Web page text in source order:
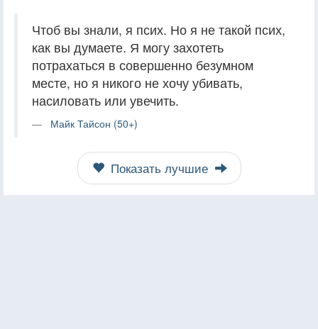
Чтоб вы знали, я псих. Но я не такой псих,
как вы думаете. Я могу захотеть
потрахаться в совершенно безумном
месте, но я никого не хочу убивать,
насиловать или увечить.
Майк Тайсон (50+)
Показать лучшие